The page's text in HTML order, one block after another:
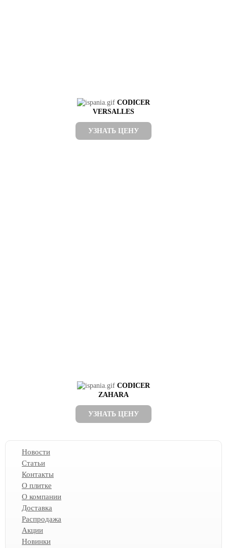
CODICER
VERSALLES
УЗНАТЬ ЦЕНУ
CODICER
ZAHARA
УЗНАТЬ ЦЕНУ
Новости
Статьи
Контакты
О плитке
О компании
Доставка
Распродажа
Акции
Новинки